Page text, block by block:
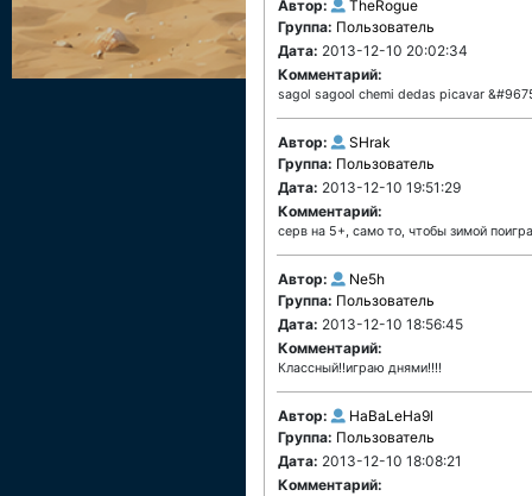
Автор:
TheRogue
Группа: Пользователь
Дата: 2013-12-10 20:02:34
Комментарий:
sagol sagool chemi dedas picavar
Автор:
SHrak
Группа: Пользователь
Дата: 2013-12-10 19:51:29
Комментарий:
серв на 5+, само то, чтобы зимой
Автор:
Ne5h
Группа: Пользователь
Дата: 2013-12-10 18:56:45
Комментарий:
Классный!!играю днями!!!!
Автор:
HaBaLeHa9l
Группа: Пользователь
Дата: 2013-12-10 18:08:21
Комментарий: